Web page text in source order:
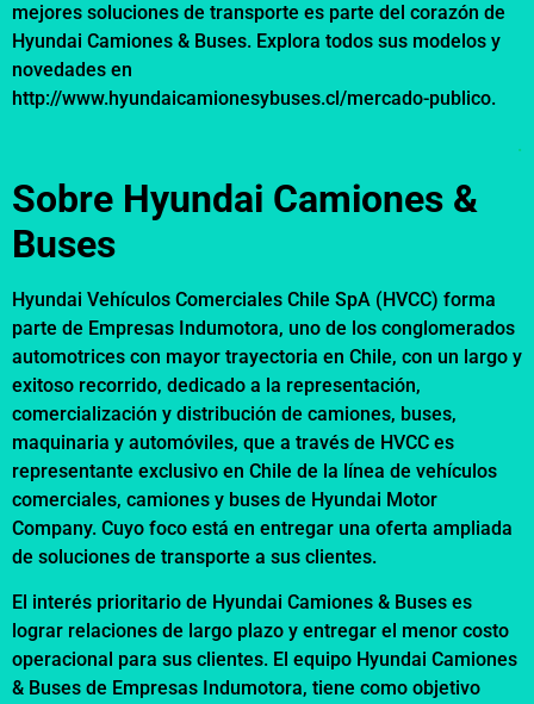
mejores soluciones de transporte es parte del corazón de
Hyundai Camiones & Buses. Explora todos sus modelos y
novedades en
http://www.hyundaicamionesybuses.cl/mercado-publico.
.
Sobre Hyundai Camiones &
Buses
Hyundai Vehículos Comerciales Chile SpA (HVCC) forma
parte de Empresas Indumotora, uno de los conglomerados
automotrices con mayor trayectoria en Chile, con un largo y
exitoso recorrido, dedicado a la representación,
comercialización y distribución de camiones, buses,
maquinaria y automóviles, que a través de HVCC es
representante exclusivo en Chile de la línea de vehículos
comerciales, camiones y buses de Hyundai Motor
Company. Cuyo foco está en entregar una oferta ampliada
de soluciones de transporte a sus clientes.
El interés prioritario de Hyundai Camiones & Buses es
lograr relaciones de largo plazo y entregar el menor costo
operacional para sus clientes. El equipo Hyundai Camiones
& Buses de Empresas Indumotora, tiene como objetivo